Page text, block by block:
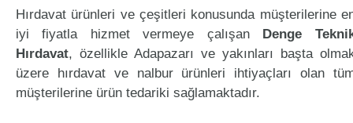
Hırdavat ürünleri ve çeşitleri konusunda müşterilerine
iyi fiyatla hizmet vermeye çalışan Denge
Hırdavat, özellikle Adapazarı ve yakınları başta
üzere hırdavat ve nalbur ürünleri ihtiyaçları olan
müşterilerine ürün tedariki sağlamaktadır.